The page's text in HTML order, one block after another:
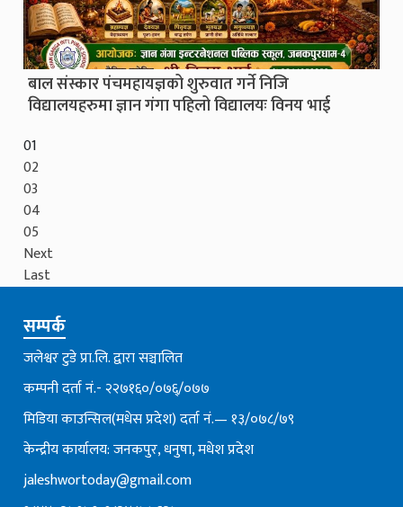
बाल संस्कार पंचमहायज्ञको शुरुवात गर्ने निजि
विद्यालयहरुमा ज्ञान गंगा पहिलो विद्यालयः विनय भाई
01
02
03
04
05
Next
Last
सम्पर्क
जलेश्वर टुडे प्रा.लि. द्वारा सञ्चालित
कम्पनी दर्ता नं.- २२७१६०/०७६्/०७७
मिडिया काउन्सिल(मधेस प्रदेश) दर्ता नं.— १३/०७८/७९
केन्द्रीय कार्यालय: जनकपुर, धनुषा, मधेश प्रदेश
jaleshwortoday@gmail.com